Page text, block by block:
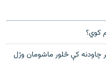
کوي؟
چاودنه کې څلور ماشومان وژل